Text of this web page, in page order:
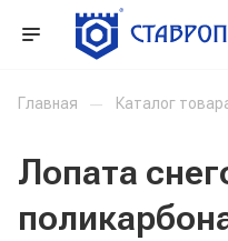
Главная — Каталог
Лопата